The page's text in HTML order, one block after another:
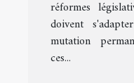
réformes
doivent
mutation
ces...